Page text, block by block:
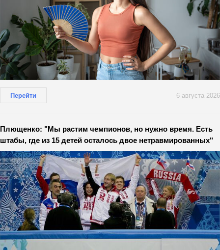
Перейти 6 августа 2026
Плющенко: "Мы растим чемпионов, но нужно время. Есть
штабы, где из 15 детей осталось двое нетравмированных"